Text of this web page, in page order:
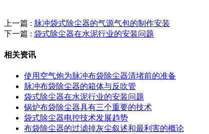
上一篇 : 脉冲袋式除尘器的气源气包的制作安装
下一篇 : 袋式除尘器在水泥行业的安装问题
相关资讯
使用空气炮为脉冲布袋除尘器清堵前的准备
脉冲布袋除尘器的箱体与反吹管
袋式除尘器在水泥行业的安装问题
锅炉布袋除尘器具有三个重要的技术
袋式除尘器电控技术发展趋势
布袋除尘器的过滤掉灰尘叙述和最利害的概论